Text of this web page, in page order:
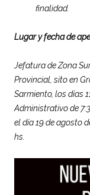
finalidad.
Lugar y fecha de
Jefatura de Zona
Provincial, sito en
Sarmiento, los días
Administrativo de
el día 19 de agosto
hs.